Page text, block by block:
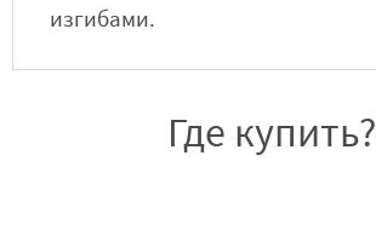
изгибами.
Где купить?